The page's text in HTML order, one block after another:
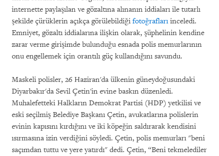
internette paylaşılan ve gözaltına alınanın iddiaları ile tutarlı
şekilde çürüklerin açıkça görülebildiği fotoğrafları inceledi.
Emniyet, gözaltı iddialarına ilişkin olarak, şüphelinin kendine
zarar verme girişimde bulunduğu esnada polis memurlarının
onu engellemek için orantılı güç kullandığını savundu.
Maskeli polisler, 26 Haziran'da ülkenin güneydoğusundaki
Diyarbakır'da Sevil Çetin'in evine baskın düzenledi.
Muhalefetteki Halkların Demokrat Partisi (HDP) yetkilisi ve
eski seçilmiş Belediye Başkanı Çetin, avukatlarına polislerin
evinin kapısını kırdığını ve iki köpeğin saldırarak kendisini
ısırmasına izin verdiğini söyledi. Çetin, polis memurları "beni
saçımdan tuttu ve yere yatırdı" dedi. Çetin, “Beni tekmelediler